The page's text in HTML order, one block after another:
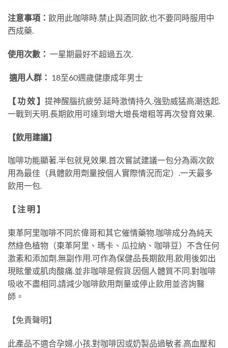
注意事項： 飲用此咖啡時.禁止與酒同飲.也不要同時服用中
西成藥.
使用次數： 一星期最好不超過五次.
適用人群： 18至60週歲健康成年男士
【 功 效 】 提神醒腦抗疲勞.延時激情持久.強勁威猛高潮迭起.
一戰到天明.長期飲用可達到增大增長增粗等再次發育效果.
【飲用建議】
咖啡功能顯著.半包就見效果.首次嘗試建議一包分為兩次飲
用為最佳（具體飲用劑量按個人實際情況而定）.一天最多
飲用一包.
【 注 明 】
東革阿里咖啡不同於偉哥和其它催情藥物.咖啡成分為純天
然綠色植物（東革阿里、瑪卡、瓜拉納、咖啡豆）不含任何
激素和添加劑.無副作用.可作為保健品長期飲用.飲用後如出
現眩暈或肌肉酸痛.並非咖啡是假貨.因個人體質不同.對咖啡
吸收不盡相同.請減少咖啡飲用劑量或停止飲用並咨詢醫
師。
【免責聲明】
此產品不適合孕婦.小孩.對咖啡因或奶製品過敏者.高血壓和